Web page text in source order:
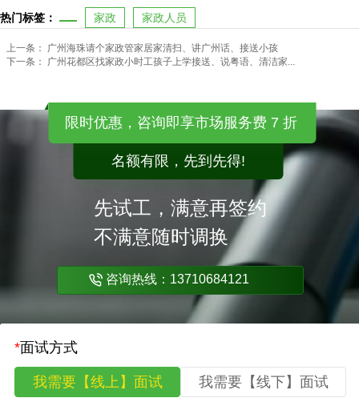
热门标签： 家政 家政人员
上一条：
广州海珠请个家政管家居家清扫、讲广州话、接送小孩
下一条：
广州花都区找家政小时工孩子上学接送、说粤语、清洁家...
限时优惠，咨询即享市场服务费 7 折
名额有限，先到先得!
先试工，满意再签约
不满意随时调换
咨询热线：13710684121
*面试方式
我需要【线上】面试 我需要【线下】面试